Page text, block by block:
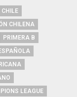
CHILE
CHILENA
PRIMERA B
LEAGUE